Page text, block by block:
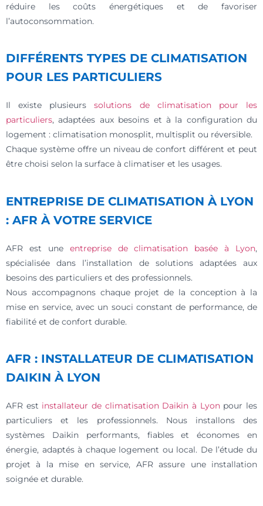
réduire les coûts énergétiques et de favoriser
l’autoconsommation.
DIFFÉRENTS TYPES DE CLIMATISATION
POUR LES PARTICULIERS
Il existe plusieurssolutions de climatisation pour les
particuliers, adaptées aux besoins et à la configuration du
logement : climatisation monosplit, multisplit ou réversible.
Chaque système offre un niveau de confort différent et peut
être choisi selon la surface à climatiser et les usages.
ENTREPRISE DE CLIMATISATION À LYON
: AFR À VOTRE SERVICE
AFR est une entreprise de climatisation basée à Lyon,
spécialisée dans l’installation de solutions adaptées aux
besoins des particuliers et des professionnels.
Nous accompagnons chaque projet de la conception à la
mise en service, avec un souci constant de performance, de
fiabilité et de confort durable.
AFR : INSTALLATEUR DE CLIMATISATION
DAIKIN À LYON
AFR est installateur de climatisation Daikin à Lyonpour les
particuliers et les professionnels. Nous installons des
systèmes Daikin performants, fiables et économes en
énergie, adaptés à chaque logement ou local. De l’étude du
projet à la mise en service, AFR assure une installation
soignée et durable.